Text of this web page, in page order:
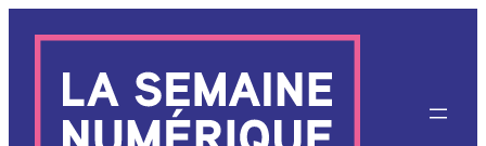
contenu